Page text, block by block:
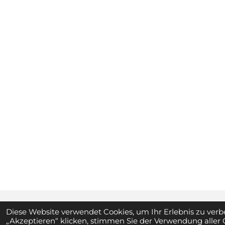
Diese Website verwendet Cookies, um Ihr Erlebnis zu
„Akzeptieren“ klicken, stimmen Sie der Verwendung aller
© 2024 - 2026 Hygienehaus24